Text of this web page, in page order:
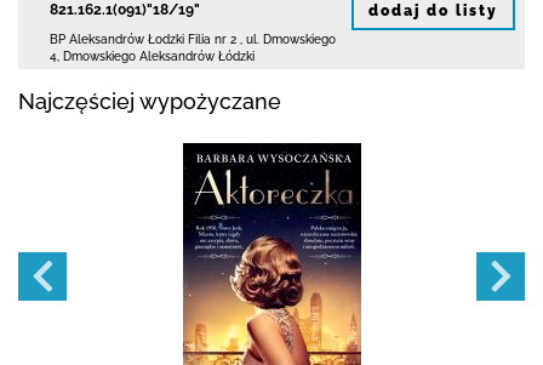
821.162.1(091)"18/19"
BP Aleksandrów Łodzki Filia nr 2
ul. Dmowskiego
4 Dmowskiego Aleksandrów Łódzki
dodaj do listy
Najczęściej wypożyczane